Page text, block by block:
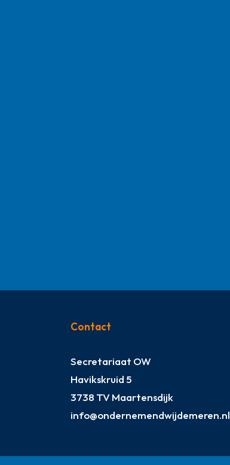
Contact
Secretariaat OW
Havikskruid 5
3738 TV Maartensdijk
info@ondernemendwijdemeren.nl